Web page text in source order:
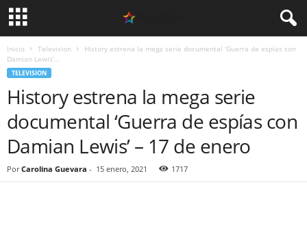
Inicio Television
History estrena la mega serie documental ‘Guerra de espías con
Damian Lewis’...
TELEVISION
History estrena la mega serie
documental ‘Guerra de espías con
Damian Lewis’ – 17 de enero
Por Carolina Guevara - 15 enero, 2021 1717